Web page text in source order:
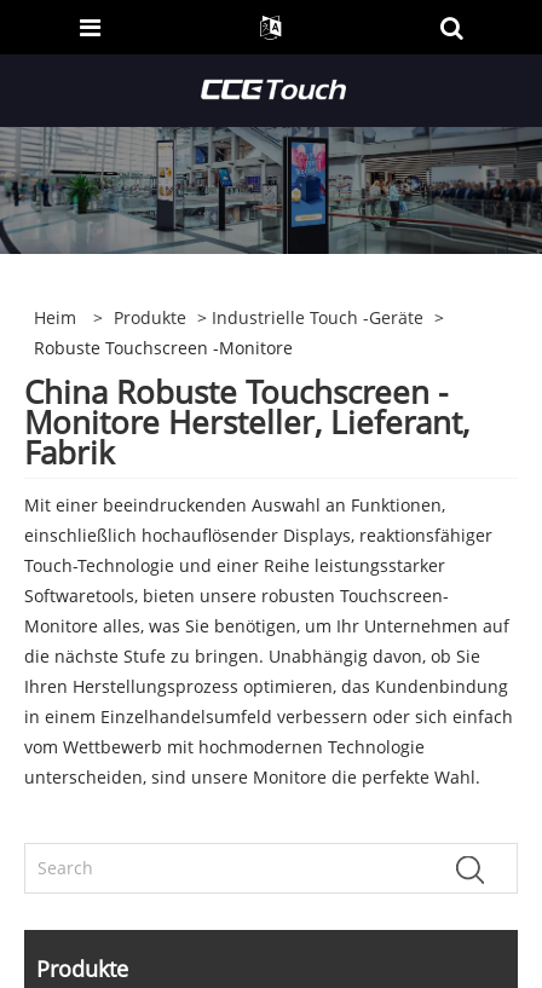
Heim > Produkte > Industrielle Touch -Geräte >
Robuste Touchscreen -Monitore
China Robuste Touchscreen -
Monitore Hersteller, Lieferant,
Fabrik
Mit einer beeindruckenden Auswahl an Funktionen,
einschließlich hochauflösender Displays, reaktionsfähiger
Touch-Technologie und einer Reihe leistungsstarker
Softwaretools, bieten unsere robusten Touchscreen-
Monitore alles, was Sie benötigen, um Ihr Unternehmen auf
die nächste Stufe zu bringen. Unabhängig davon, ob Sie
Ihren Herstellungsprozess optimieren, das Kundenbindung
in einem Einzelhandelsumfeld verbessern oder sich einfach
vom Wettbewerb mit hochmodernen Technologie
unterscheiden, sind unsere Monitore die perfekte Wahl.
Produkte